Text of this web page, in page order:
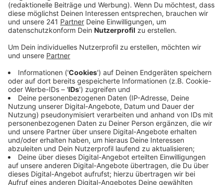
Anzeige
In Weilerswist ermittelt die Polizei nach einem
gefährlichen Eingriff in den Straßenverkehr. Nach
Angaben der Polizei soll ein bislang unbekannter Junge
am Samstag (04.04.) gegen 20.15 Uhr an der
Landstraße 163 einen Autoreifen auf die Fahrbahn
rollen gelassen haben. Demnach war eine 34-jährige
Autofahrerin aus dem Rhein-Erft-Kreis auf der L163 in
Richtung Weilerswist unterwegs. Während der Fahrt
bemerkte sie auf der rechten Straßenseite einen
Jungen, der mit einem Autoreifen eine Böschung
hinaufkletterte. Als sich das Auto näherte, ließ der